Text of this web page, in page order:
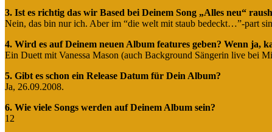
3. Ist es richtig das wir Based bei Deinem Song „Alles neu“
Nein, das bin nur ich. Aber im “die welt mit staub bedeckt…”-part
4. Wird es auf Deinem neuen Album features geben? Wenn ja,
Ein Duett mit Vanessa Mason (auch Background Sängerin live bei
5. Gibt es schon ein Release Datum für Dein Album?
Ja, 26.09.2008.
6. Wie viele Songs werden auf Deinem Album sein?
12